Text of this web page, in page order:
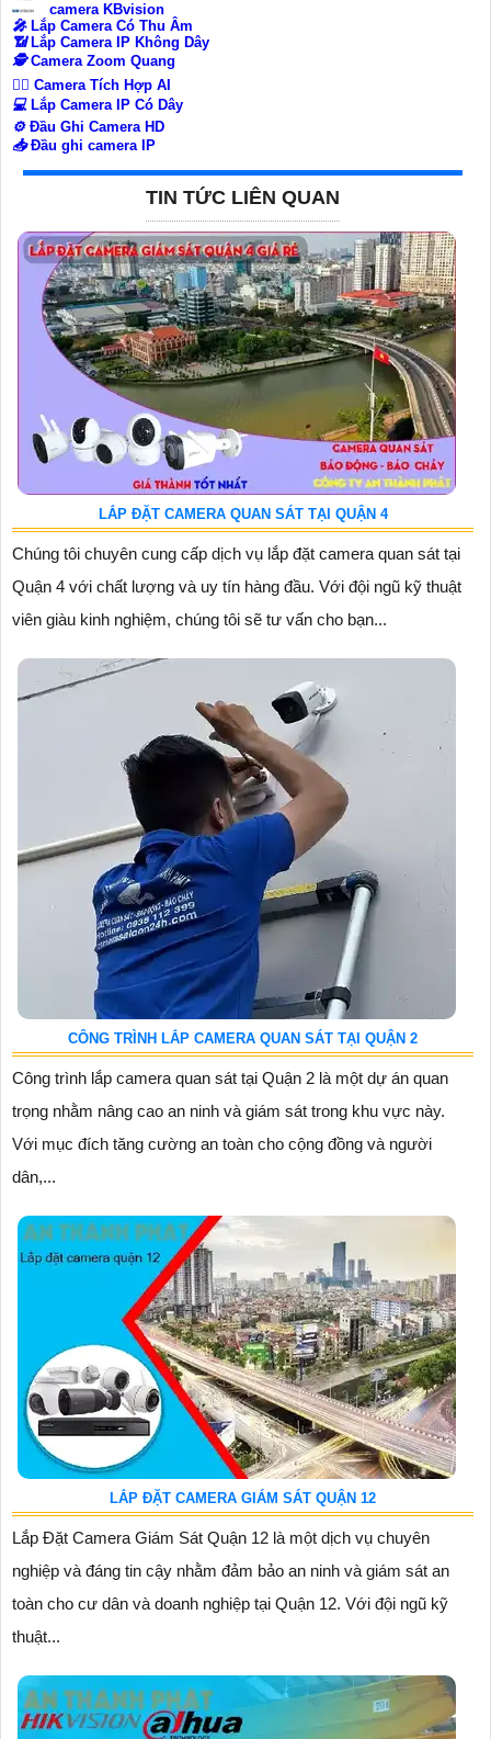
camera KBvision
️🎤️ Lắp Camera Có Thu Âm
📶 Lắp Camera IP Không Dây
🕵️Camera Zoom Quang
🧛‍♀️ Camera Tích Hợp AI
💻Lắp Camera IP Có Dây
⚙️Đầu Ghi Camera HD
📥Đầu ghi camera IP
TIN TỨC LIÊN QUAN
LẮP ĐẶT CAMERA QUAN SÁT TẠI QUẬN 4
Chúng tôi chuyên cung cấp dịch vụ lắp đặt camera quan sát tại
Quận 4 với chất lượng và uy tín hàng đầu. Với đội ngũ kỹ thuật
viên giàu kinh nghiệm, chúng tôi sẽ tư vấn cho bạn...
CÔNG TRÌNH LẮP CAMERA QUAN SÁT TẠI QUẬN 2
Công trình lắp camera quan sát tại Quận 2 là một dự án quan
trọng nhằm nâng cao an ninh và giám sát trong khu vực này.
Với mục đích tăng cường an toàn cho cộng đồng và người
dân,...
LẮP ĐẶT CAMERA GIÁM SÁT QUẬN 12
Lắp Đặt Camera Giám Sát Quận 12 là một dịch vụ chuyên
nghiệp và đáng tin cậy nhằm đảm bảo an ninh và giám sát an
toàn cho cư dân và doanh nghiệp tại Quận 12. Với đội ngũ kỹ
thuật...